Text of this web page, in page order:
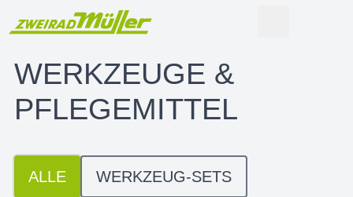
WERKZEUGE &
PFLEGEMITTEL
ALLE WERKZEUG-SETS